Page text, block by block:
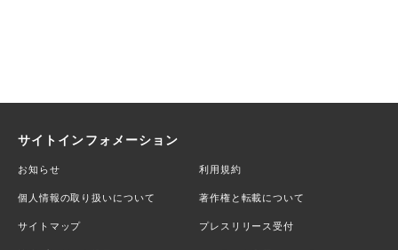
サイトインフォメーション
お知らせ 利用規約
個人情報の取り扱いについて 著作権と転載について
サイトマップ プレスリリース受付